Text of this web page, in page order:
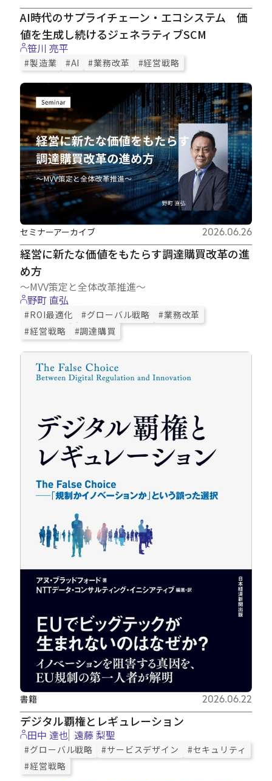
AI時代のサプライチェーン・エコシステム 価
値を生成し続けるジェネラティブSCM
笹川 亮平
#製造業 #AI #業務改革 #経営戦略
経営に新たな価値をもたらす調達購買改革の進
め方
～MVV策定と全体改革推進～
セミナーアーカイブ 2026.06.26
野町 直弘
#ROI最適化 #グローバル戦略
#業務改革
#経営戦略
#調達購買
デジタル覇権とレギュレーション
書籍 2026.06.22
田中 達也 遠藤 梨聖
#グローバル戦略 #サービスデザイン
#セキュリティ
#経営戦略